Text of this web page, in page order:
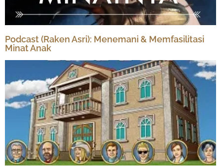
Podcast (Raken Asri): Menemani & Memfasilitasi
Minat Anak